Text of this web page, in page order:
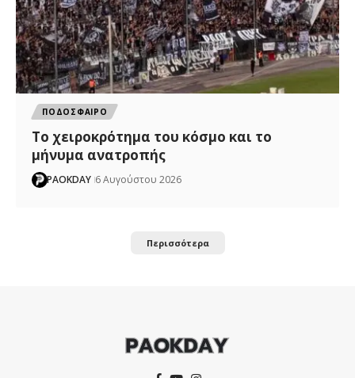
ΠΟΔΟΣΦΑΙΡΟ
Το χειροκρότημα του κόσμο και το
μήνυμα ανατροπής
PAOKDAY 6 Αυγούστου 2026
Περισσότερα